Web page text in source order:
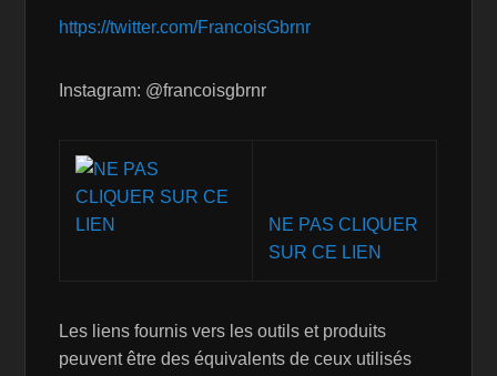
https://twitter.com/FrancoisGbrnr
Instagram: @francoisgbrnr
NE PAS CLIQUER
SUR CE LIEN
Les liens fournis vers les outils et produits
peuvent être des équivalents de ceux utilisés